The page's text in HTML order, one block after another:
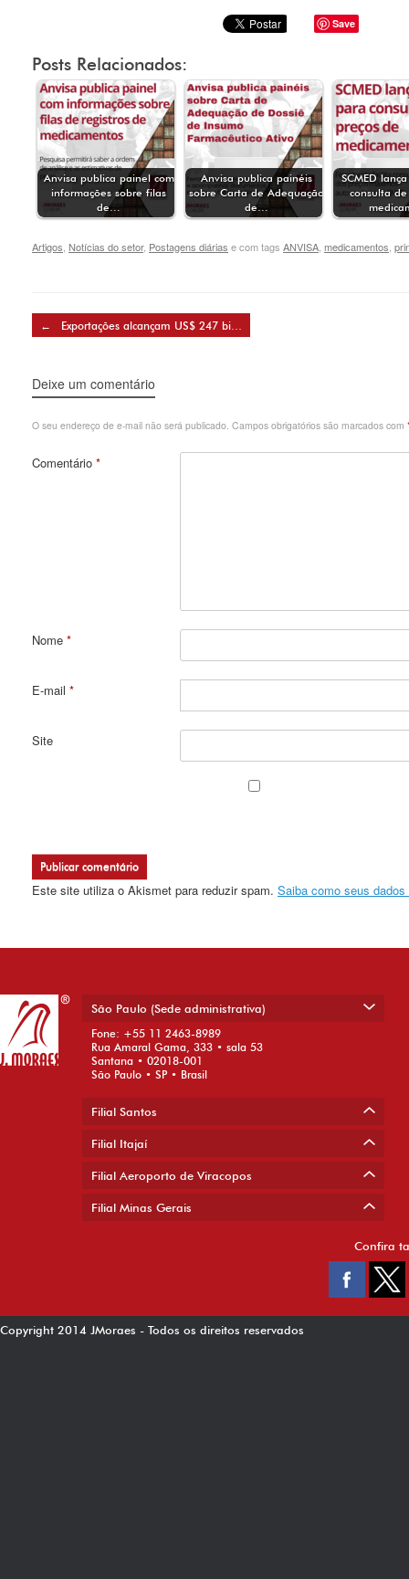
Save
Posts Relacionados:
Anvisa publica painel com
informações sobre filas
de…
Anvisa publica painéis
sobre Carta de Adequação
de…
SCMED
consulta
Artigos Notícias do setor, Postagens diárias e com tags ANVISA medicamentos
Post navigation
← Exportações alcançam US$ 247 bi…
Deixe um comentário
O seu endereço de e-mail não será publicado. Campos obrigatórios são marcados com
Comentário *
Nome *
E-mail *
Site
Este site utiliza o Akismet para reduzir spam. Saiba como seus
São Paulo (Sede administrativa)
Fone: +55 11 2463-8989
Rua Amaral Gama, 333 • sala 53
Santana • 02018-001
São Paulo • SP • Brasil
Filial Santos
Filial Itajaí
Filial Aeroporto de Viracopos
Filial Minas Gerais
Confira
Copyright 2014 JMoraes - Todos os direitos reservados